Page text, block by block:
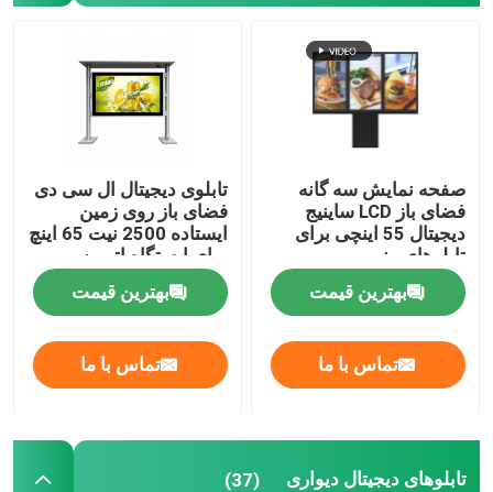
کیوسک سلف سرویس
آینه هوشمند صفحه لمسی
آینه تناسب اندام هوشمند
تخته سفید تعاملی هوشمند
صفحه نمایش اتصال ال سی دی
نمایش پنجره علامت دیجیتال
صفحه نمایش سه گانه
فضای باز LCD ساینیج
دیجیتال 55 اینچی برای
تابلوهای منو
بهترین قیمت
تماس با ما
تابلوی دیجیتال ال سی دی
فضای باز روی زمین
ایستاده 2500 نیت 65 اینچ
برای ایستگاه اتوبوس
بهترین قیمت
تماس با ما
تابلوهای دیجیتال دیواری (37)